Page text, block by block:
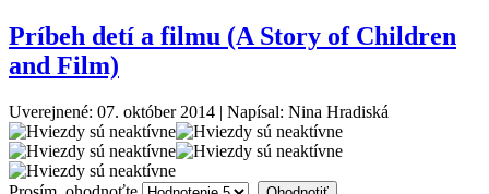
Príbeh detí a filmu (A Story of Children
and Film)
Uverejnené: 07. október 2014 | Napísal: Nina Hradiská